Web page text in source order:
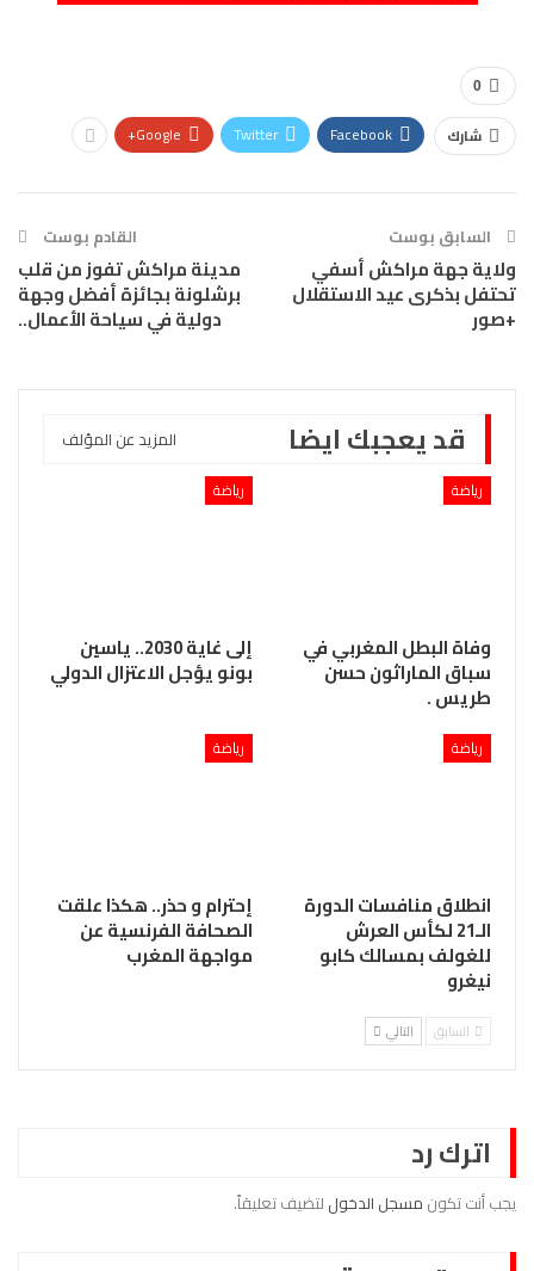
0
شارك Facebook
Twitter
Google+
السابق بوست
ولاية جهة مراكش أسفي
تحتفل بذكرى عيد الاستقلال
+صور
القادم بوست
مدينة مراكش تفوز من قلب
برشلونة بجائزة أفضل وجهة
دولية في سياحة الأعمال..
قد يعجبك ايضا المزيد عن المؤلف
رياضة
وفاة البطل المغربي في
سباق الماراثون حسن
طريس .
رياضة
إلى غاية 2030.. ياسين
بونو يؤجل الاعتزال الدولي
رياضة
انطلاق منافسات الدورة
الـ21 لكأس العرش
للغولف بمسالك كابو
نيغرو
رياضة
إحترام و حذر.. هكذا علقت
الصحافة الفرنسية عن
مواجهة المغرب
السابق التالي
اترك رد
يجب أنت تكون مسجل الدخول لتضيف تعليقاً.